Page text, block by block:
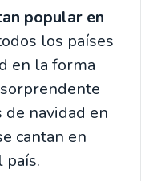
popular en
los países
en la forma
navidad en
cantan en
país.